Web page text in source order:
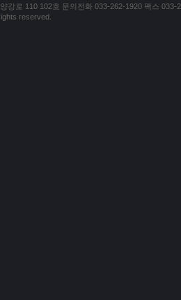
강로 110 102호 문의전화 033-262-1920 팩스 033-
reserved.